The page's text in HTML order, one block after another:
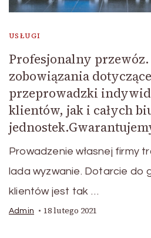
USŁUGI
Profesjonalny
zobowiązania
przeprowadzki
klientów, jak i całych
Prowadzenie własnej firmy
lada wyzwanie. Dotarcie do
klientów jest tak …
Admin 18 lutego 2021